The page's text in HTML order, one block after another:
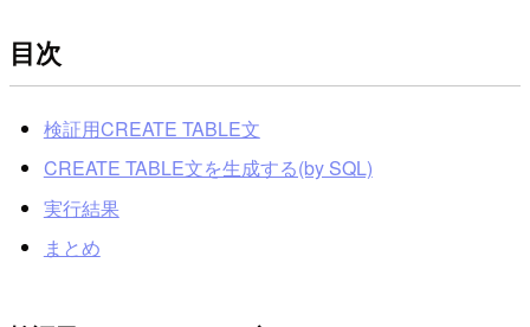
目次
検証用CREATE TABLE文
CREATE TABLE文を生成する(by SQL)
実行結果
まとめ